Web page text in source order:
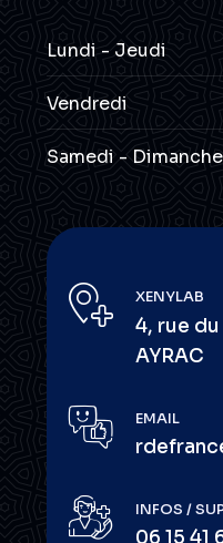
Lundi - Jeudi
Vendredi
Samedi - Dimanche
XENYLAB
4, rue
AYRAC
EMAIL
INFOS /
06 15 41